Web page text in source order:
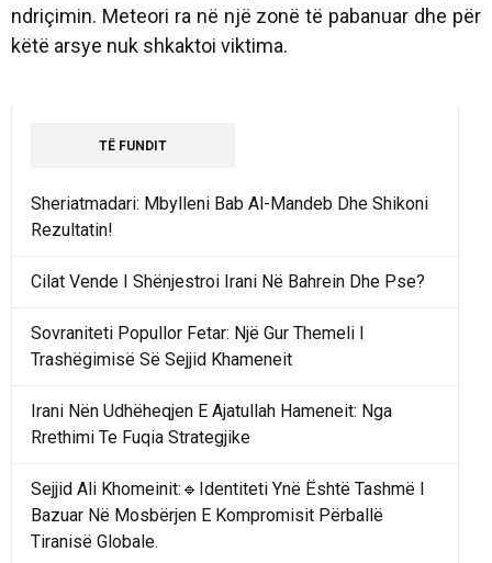
ndriçimin. Meteori ra në një zonë të pabanuar dhe për
këtë arsye nuk shkaktoi viktima.
TË FUNDIT
Sheriatmadari: Mbylleni Bab Al-Mandeb Dhe Shikoni
Rezultatin!
Cilat Vende I Shënjestroi Irani Në Bahrein Dhe Pse?
Sovraniteti Popullor Fetar: Një Gur Themeli I
Trashëgimisë Së Sejjid Khameneit
Irani Nën Udhëheqjen E Ajatullah Hameneit: Nga
Rrethimi Te Fuqia Strategjike
Sejjid Ali Khomeinit:🔹Identiteti Ynë Është Tashmë I
Bazuar Në Mosbërjen E Kompromisit Përballë
Tiranisë Globale.